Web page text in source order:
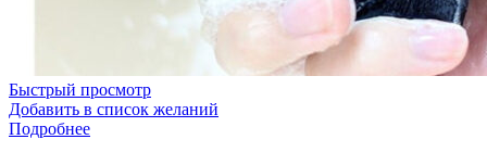
Быстрый просмотр
Добавить в список желаний
Подробнее